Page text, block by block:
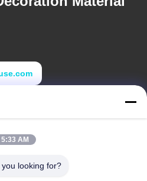
5:33 AM
looking for?